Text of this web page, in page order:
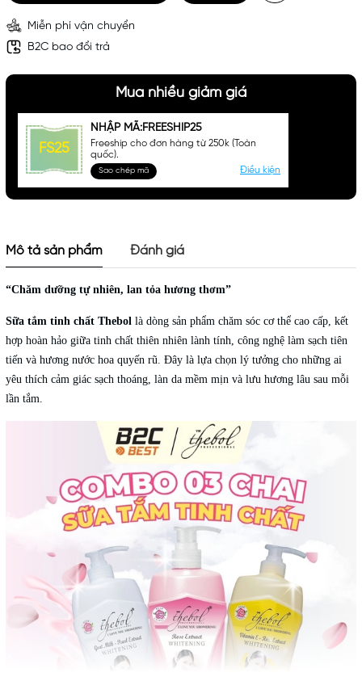
Miễn phí vận chuyển
B2C bao đổi trả
Mua nhiều giảm giá
FS25
NHẬP MÃ:FREESHIP25
Freeship cho đơn hàng từ 250k (Toàn
quốc).
Sao chép mã Điều kiện
Mô tả sản phẩm Đánh giá
“Chăm dưỡng tự nhiên, lan tỏa hương thơm”
Sữa tắm tinh chất Thebol là dòng sản phẩm chăm sóc cơ thể cao cấp, kết
hợp hoàn hảo giữa tinh chất thiên nhiên lành tính, công nghệ làm sạch tiên
tiến và hương nước hoa quyến rũ. Đây là lựa chọn lý tưởng cho những ai
yêu thích cảm giác sạch thoáng, làn da mềm mịn và lưu hương lâu sau mỗi
lần tắm.